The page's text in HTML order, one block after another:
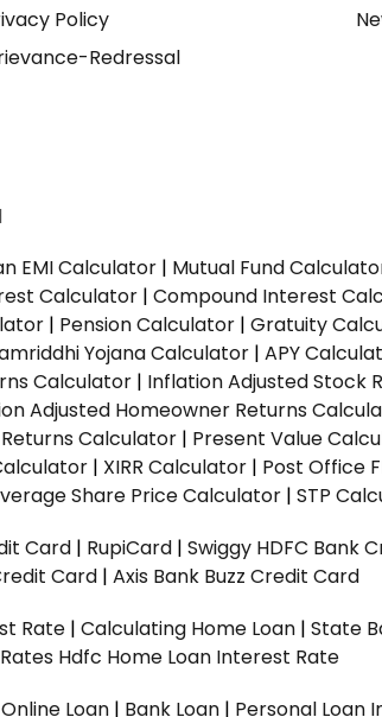
Policy
Redressal
EMI Calculator | Mutual Fund
Calculator | Compound Interest
| Pension Calculator | Gratuity
Yojana Calculator | APY
Calculator | Inflation Adjusted Stock
Adjusted Homeowner Returns
Calculator | Present Value
| XIRR Calculator | Post Office
Share Price Calculator | STP
Card | RupiCard | Swiggy HDFC Bank
Card | Axis Bank Buzz Credit Card
Rate | Calculating Home Loan | State
Hdfc Home Loan Interest Rate
Online Loan | Bank Loan | Personal Loan